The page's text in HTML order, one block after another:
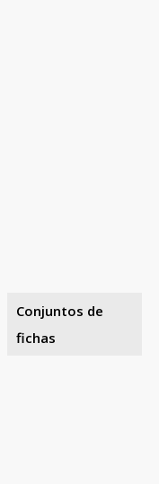
Conjuntos de
fichas